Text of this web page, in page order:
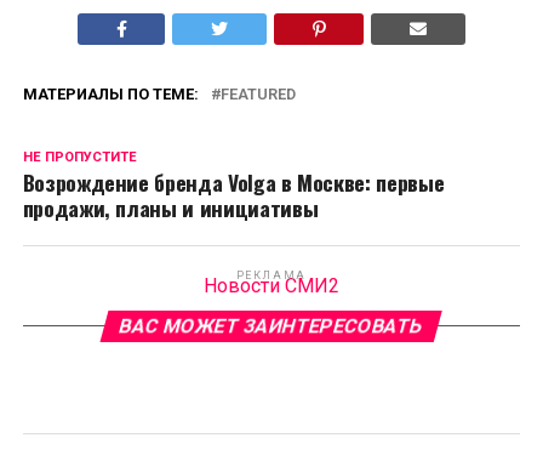
МАТЕРИАЛЫ ПО ТЕМЕ: FEATURED
НЕ ПРОПУСТИТЕ
Возрождение бренда Volga в Москве: первые
продажи, планы и инициативы
РЕКЛАМА
Новости СМИ2
ВАС МОЖЕТ ЗАИНТЕРЕСОВАТЬ